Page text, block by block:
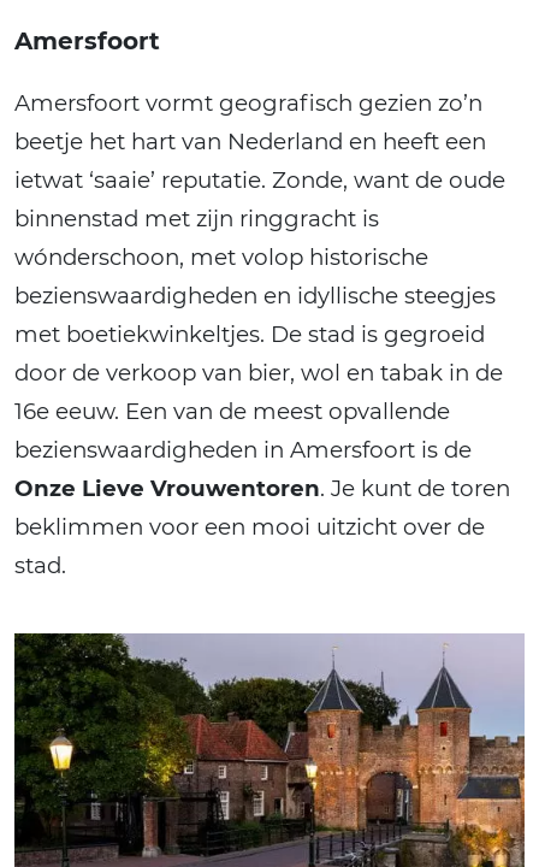
Amersfoort
Amersfoort vormt geografisch gezien zo’n
beetje het hart van Nederland en heeft een
ietwat ‘saaie’ reputatie. Zonde, want de oude
binnenstad met zijn ringgracht is
wónderschoon, met volop historische
bezienswaardigheden en idyllische steegjes
met boetiekwinkeltjes. De stad is gegroeid
door de verkoop van bier, wol en tabak in de
16e eeuw. Een van de meest opvallende
bezienswaardigheden in Amersfoort is de
Onze Lieve Vrouwentoren. Je kunt de toren
beklimmen voor een mooi uitzicht over de
stad.